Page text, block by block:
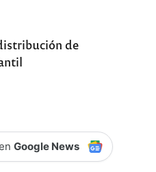
de
Google News